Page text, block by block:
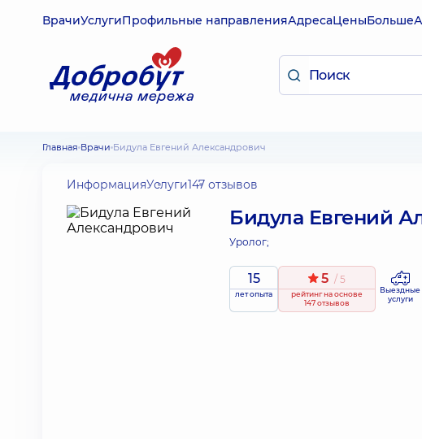
ВрачиУслугиПрофильные направленияАдресаЦеныБольше
Главная Врачи Бидула Евгений Александрович
ИнформацияУслуги147 отзывов
Бидула Евгений
Уролог;
15
лет опыта
5 / 5
рейтингна основе
147 отзывов
Выездные
услуги